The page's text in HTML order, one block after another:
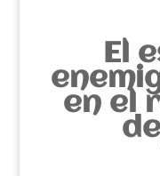
El
en el